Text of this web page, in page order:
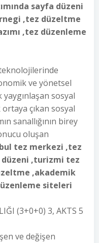
sayfa düzeni
,tez düzeltme
,tez düzenleme
ve yönetsel
sosyal
çıkan sosyal
sanallığının birey
oluşan
tez merkezi ,tez
düzeni ,turizmi tez
,akademik
siteleri
(3+0+0) 3, AKTS 5
ve değişen